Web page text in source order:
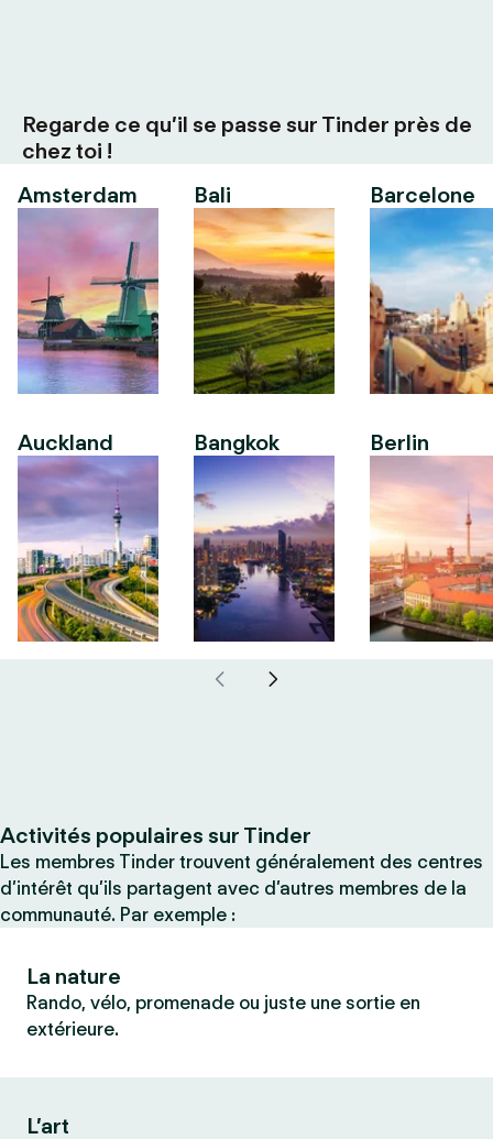
Regarde ce qu’il se passe sur Tinder près de
chez toi !
Amsterdam
Auckland
Bali
Bangkok
Barcelone
Berlin
Activités populaires sur Tinder
Les membres Tinder trouvent généralement des centres
d’intérêt qu’ils partagent avec d’autres membres de la
communauté. Par exemple :
La nature
Rando, vélo, promenade ou juste une sortie en
extérieure.
L’art